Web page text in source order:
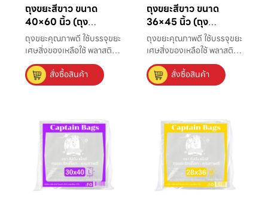
ถุงขยะสีขาว ขนาด
40×60 นิ้ว (ถุง
อเนกประสงค์)
ถุงขยะคุณภาพดี ใช้บรรจุขยะ
เศษสิ่งของเหลือใช้ พลาสติก
ที่มีความหนาแน่นสูง แข็ง
แรง ไม่มีกลิ่น ใส่ขยะได้มาก
ถึง 245 ลิตร เหมาะใช้กับถัง
สั่งซื้อสินค้า
ถุงขยะสีขาว ขนาด
36×45 นิ้ว (ถุง
อเนกประสงค์)
ถุงขยะคุณภาพดี ใช้บรรจุขยะ
เศษสิ่งของเหลือใช้ พลาสติก
ที่มีความหนาแน่นสูง แข็ง
แรง ไม่มีกลิ่น ใส่ขยะได้มาก
ถึง 245 ลิตร เหมาะใช้กับถัง
สั่งซื้อสินค้า